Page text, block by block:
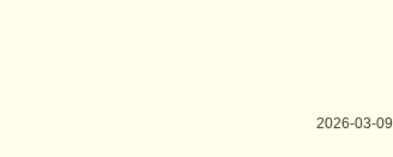
2026-03-09